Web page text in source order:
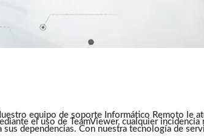
equipo de soporte Informático Remoto le
el uso de TeamViewer, cualquier
sus dependencias. Con nuestra tecnología de